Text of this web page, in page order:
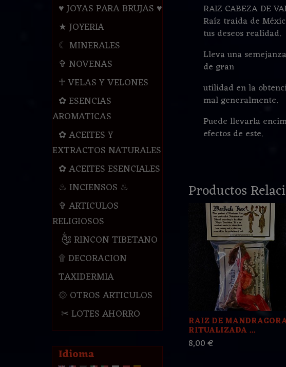
♥ JOYAS PARA BRUJAS ♥
★ JOYERIA
☾ MINERALES
✞ NOVENAS
☥ VELAS Y VELONES
✿ ESENCIAS
AROMATICAS
✿ ACEITES Y
EXTRACTOS NATURALES
✿ ACEITES ESENCIALES
♨ INCIENSOS ♨
✞ ARTICULOS
RELIGIOSOS
༃ RINCON TIBETANO
۩ DECORACION
TAXIDERMIA
۞ OTROS ARTICULOS
✂ LOTES AHORRO
Idioma
RAIZ CABEZA DE
Raíz traida de
tus deseos realidad.
Lleva una
de gran
utilidad en la
mal generalmente.
Puede llevarla
efectos de este.
Productos
RAIZ DE
RITUALIZADA ...
8,00 €